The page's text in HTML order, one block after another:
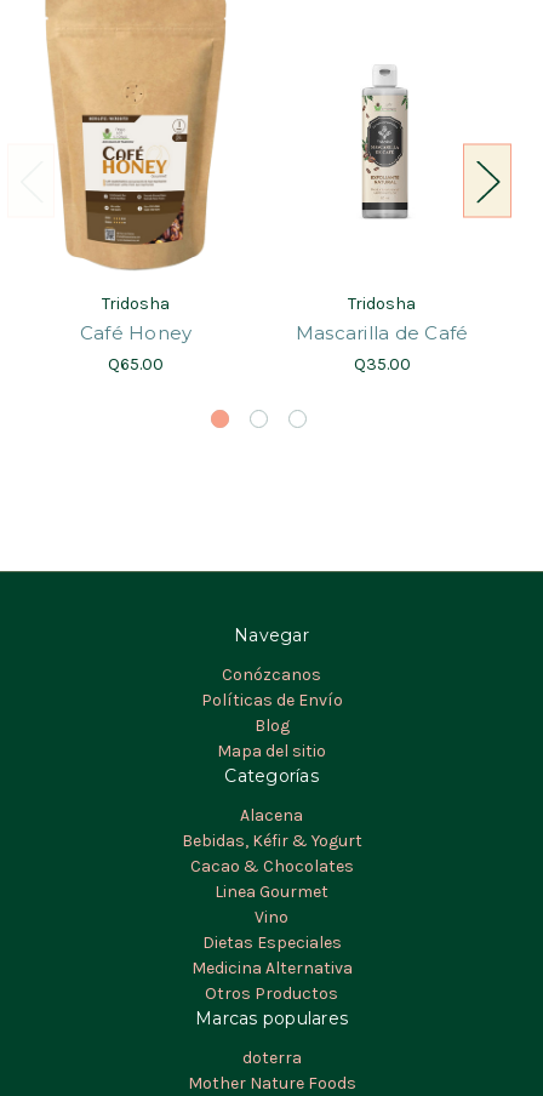
Tridosha
Café Honey
Q65.00
Tridosha
Mascarilla de Café
Q35.00
Navegar
Conózcanos
Políticas de Envío
Blog
Mapa del sitio
Categorías
Alacena
Bebidas, Kéfir & Yogurt
Cacao & Chocolates
Linea Gourmet
Vino
Dietas Especiales
Medicina Alternativa
Otros Productos
Marcas populares
doterra
Mother Nature Foods